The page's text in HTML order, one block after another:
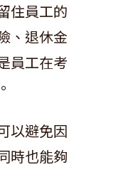
住員工的
、退休金
員工在考
以避免因
時也能夠